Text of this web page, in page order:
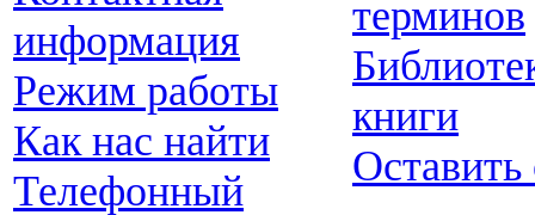
информация
Режим работы
Как нас найти
Телефонный
терминов
книги
Оставить